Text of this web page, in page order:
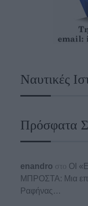
Ναυτικές
Πρόσφατα
enandro στο ΟΙ
ΜΠΡΟΣΤΑ: Μια
Ραφήνας…